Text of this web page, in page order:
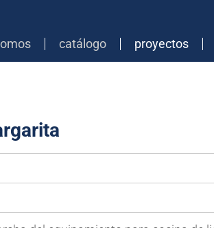
catálogo proyectos